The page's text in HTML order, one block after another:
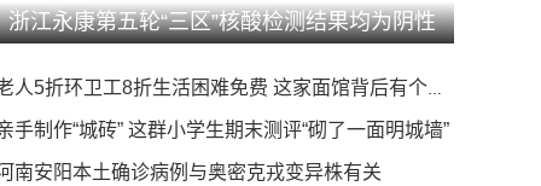
浙江永康第五轮“三区”核酸检测结果均为阴性
人5折环卫工8折生活困难免费 这家面馆背后有个暖心事
手制作“城砖” 这群小学生期末测评“砌了一面明城墙”
南安阳本土确诊病例与奥密克戎变异株有关